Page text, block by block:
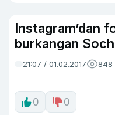
Instagram’dan
burkangan
21:07 / 01.02.2017 848
0 0